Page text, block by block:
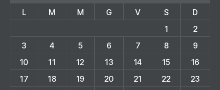
L
M M G V S
D
1
2
3
4 5 6 7 8
9
10
11 12 13 14 15
16
17
18 19 20 21 22
23